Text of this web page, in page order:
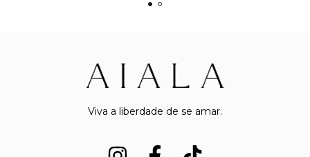
Viva a liberdade de se amar.